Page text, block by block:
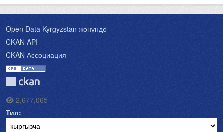
Open Data Kyrgyzstan жөнүндө
CKAN API
CKAN Ассоциация
2,677,065
Тил